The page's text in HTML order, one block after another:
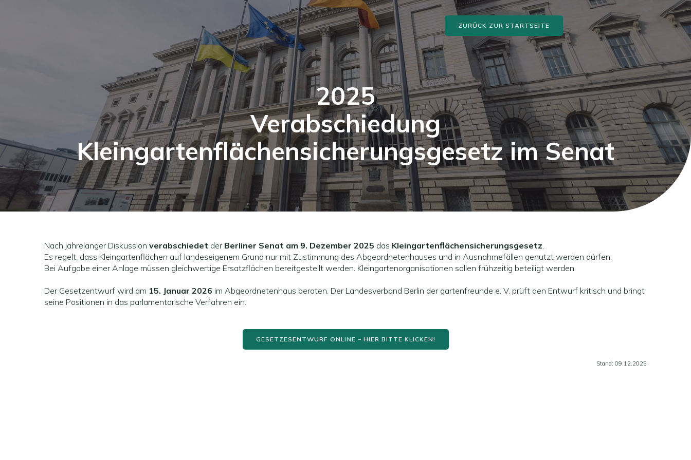
ZURÜCK ZUR STARTSEITE
2025
Verabschiedung
Kleingartenflächensicherungsgesetz im Senat
Nach jahrelanger Diskussion verabschiedet der Berliner Senat am 9. Dezember 2025 das Kleingartenflächensicherungsgesetz.
Es regelt, dass Kleingartenflächen auf landeseigenem Grund nur mit Zustimmung des Abgeordnetenhauses und in Ausnahmefällen genutzt werden dürfen.
Bei Aufgabe einer Anlage müssen gleichwertige Ersatzflächen bereitgestellt werden. Kleingartenorganisationen sollen frühzeitig beteiligt werden.
Der Gesetzentwurf wird am 15. Januar 2026 im Abgeordnetenhaus beraten. Der Landesverband Berlin der gartenfreunde e. V. prüft den Entwurf kritisch und bringt
seine Positionen in das parlamentarische Verfahren ein.
GESETZESENTWURF ONLINE – HIER BITTE KLICKEN!
Stand: 09.12.2025